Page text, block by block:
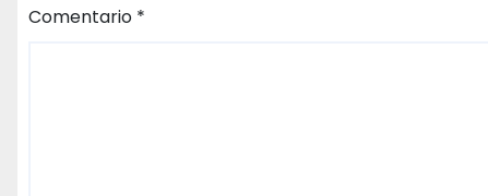
Comentario *